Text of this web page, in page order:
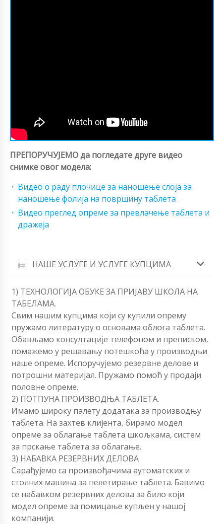
ПРЕПОРУЧУЈЕМО да погледате друге видео
снимке овог модела:
Видео о раду плочице за наношење слоја за
наношење фолија на површину таблета
Видео преглед опреме за превлачење таблета и
дражеја
НАШЕ УСЛУГЕ И УСЛУГЕ КУПЦИМА
1) ТЕХНОЛОГИЈА ОБУКЕ ЗА ПРИЈАВУ ШКОЛА НА
ТАБЕЛАМА.
Свим нашим купцима који су купили опрему
пружамо литературу о основама облога таблета.
Обављамо консултације телефоном и преписком,
помажемо у решавању потешкоћа у производњи
наше опреме. Испоручујемо резервне делове и
потрошни материјал. Пружамо помоћ у продаји
половне опреме.
2) ПОТПУНА ПРОИЗВОДЊА ТАБЛЕТА.
Имамо широку палету додатака за производњу
таблета. На захтев клијента, бирамо модел
опреме за облагање таблета шкољкама, систем
за прскање таблета за облагање.
3) НАБАВКА РЕЗЕРВНИХ ДЕЛОВА
Сарађујемо са произвођачима аутоматских и
столних машина за пелетирање таблета. Бавимо
се набавком резервних делова за било који
модел опреме за помицање купљен у нашој
компанији.